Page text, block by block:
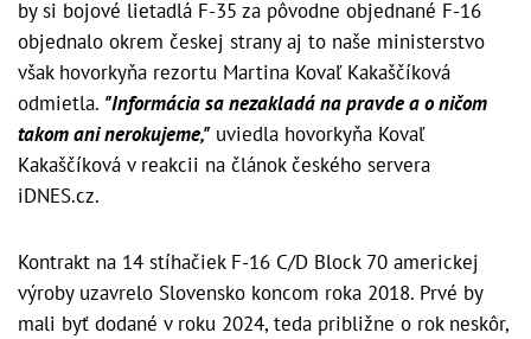
by si bojové lietadlá F-35 za pôvodne objednané F-16
objednalo okrem českej strany aj to naše ministerstvo
však hovorkyňa rezortu Martina Kovaľ Kakaščíková
odmietla. "Informácia sa nezakladá na pravde a o ničom
takom ani nerokujeme," uviedla hovorkyňa Kovaľ
Kakaščíková v reakcii na článok českého servera
iDNES.cz.
Kontrakt na 14 stíhačiek F-16 C/D Block 70 americkej
výroby uzavrelo Slovensko koncom roka 2018. Prvé by
mali byť dodané v roku 2024, teda približne o rok neskôr,